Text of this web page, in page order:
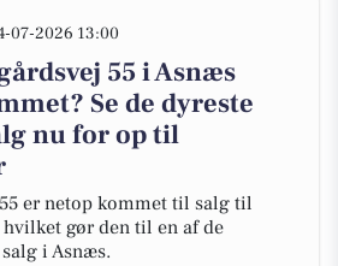
07-2026 13:00
55 i Asnæs
Se de dyreste
nu for op til
er netop kommet til salg til
gør den til en af de
i Asnæs.